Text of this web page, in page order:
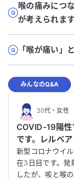
喉の痛みにつ
が考えられま
「喉が痛い」
みんなのQ&A
30代・女性
COVID-19陽性
です。レルベ
ァン、フスコ
てください。
新型コロナウイ
在3日目です。発
したが、咳と喉